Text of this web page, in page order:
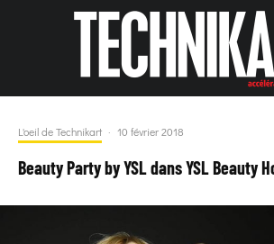
L'oeil de Technikart · 10 février 2018
Beauty Party by YSL dans YSL Beauty